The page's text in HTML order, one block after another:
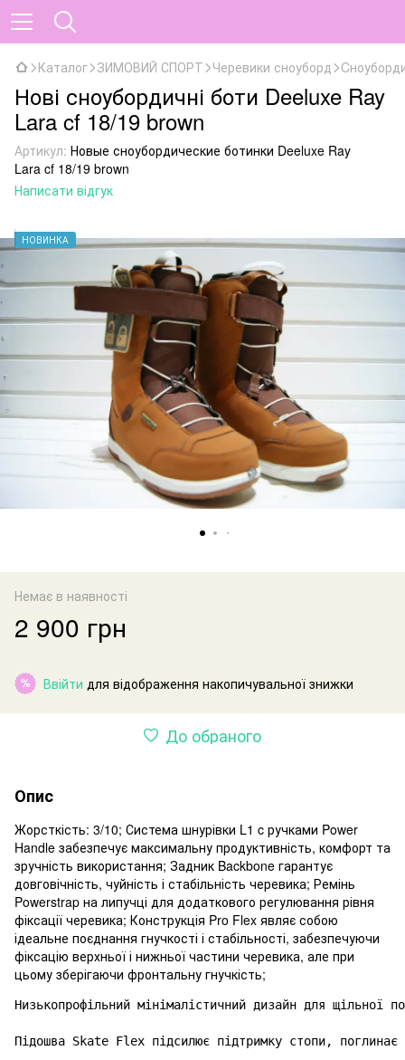
Каталог ЗИМОВИЙ СПОРТ Черевики сноуборд
Нові сноубордичні боти Deeluxe Ray
Lara cf 18/19 brown
Артикул: Новые сноубордические ботинки Deeluxe Ray
Lara cf 18/19 brown
Написати відгук
НОВИНКА
Немає в наявності
2 900 грн
% Ввійти для відображення накопичувальної знижки
До обраного
Опис
Жорсткість: 3/10; Система шнурівки L1 c ручками Power
Handle забезпечує максимальну продуктивність, комфорт та
зручність використання; Задник Backbone гарантує
довговічність, чуйність і стабільність черевика; Ремінь
Powerstrap на липучці для додаткового регулювання рівня
фіксації черевика; Конструкція Pro Flex являє собою
ідеальне поєднання гнучкості і стабільності, забезпечуючи
фіксацію верхньої і нижньої частини черевика, але при
цьому зберігаючи фронтальну гнучкість;
Низькопрофільний мінімалістичний дизайн для щільної
Підошва Skate Flex підсилює підтримку стопи,